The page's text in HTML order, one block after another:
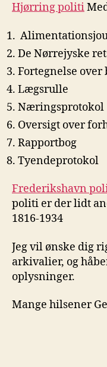
Hjørring politi
De Nørrejyske
Fortegnelse over
Lægsrulle
Næringsprotokol
Oversigt over
Rapportbog
Tyendeprotokol
Frederikshavn
politi er der lidt
1816-1934
Jeg vil ønske dig
arkivalier, og
oplysninger.
Mange hilsener